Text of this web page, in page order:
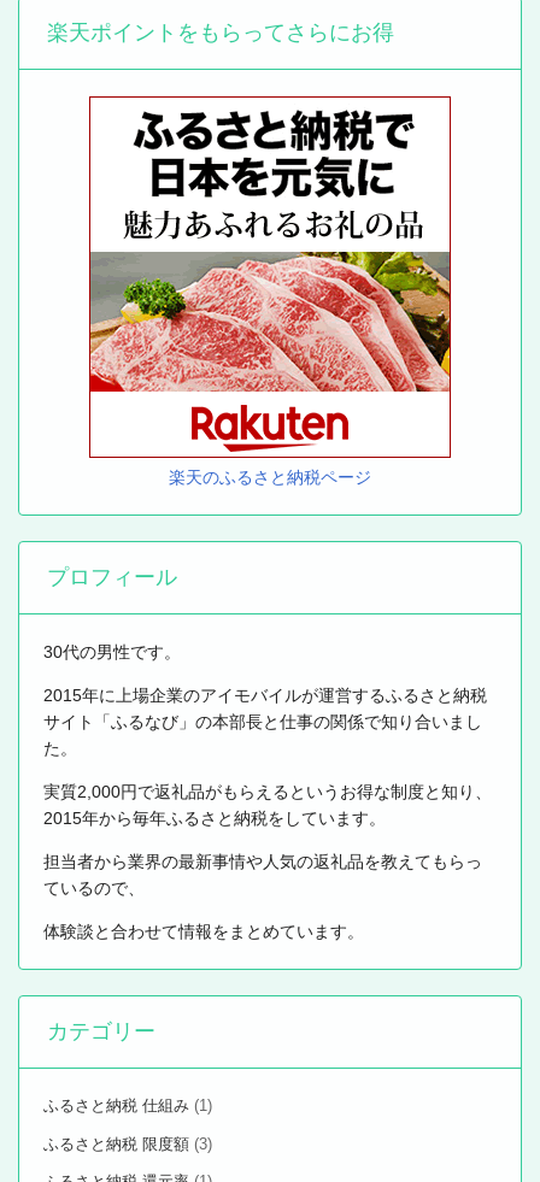
楽天ポイントをもらってさらにお得
楽天のふるさと納税ページ
プロフィール
30代の男性です。
2015年に上場企業のアイモバイルが運営するふるさと納税
サイト「ふるなび」の本部長と仕事の関係で知り合いまし
た。
実質2,000円で返礼品がもらえるというお得な制度と知り、
2015年から毎年ふるさと納税をしています。
担当者から業界の最新事情や人気の返礼品を教えてもらっ
ているので、
体験談と合わせて情報をまとめています。
カテゴリー
ふるさと納税 仕組み (1)
ふるさと納税 限度額 (3)